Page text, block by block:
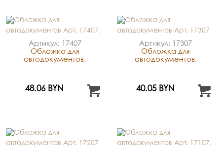
Артикул: 17407
Обложка для
автодокументов.
48.06 BYN
Артикул: 17307
Обложка для
автодокументов.
40.05 BYN